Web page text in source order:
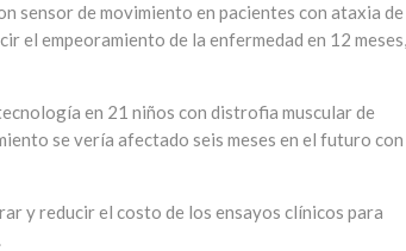
sensor de movimiento en pacientes con ataxia de
el empeoramiento de la enfermedad en 12
en 21 niños con distrofia muscular de
se vería afectado seis meses en el futuro con
y reducir el costo de los ensayos clínicos para